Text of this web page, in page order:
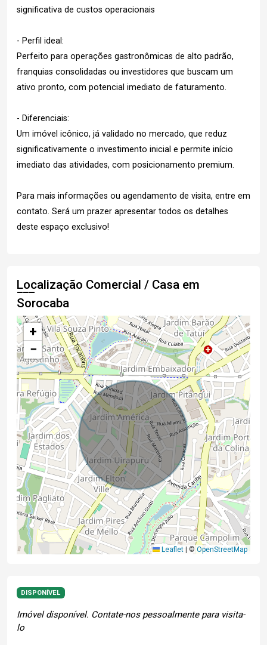
significativa de custos operacionais
- Perfil ideal:
Perfeito para operações gastronômicas de alto padrão,
franquias consolidadas ou investidores que buscam um
ativo pronto, com potencial imediato de faturamento.
- Diferenciais:
Um imóvel icônico, já validado no mercado, que reduz
significativamente o investimento inicial e permite início
imediato das atividades, com posicionamento premium.
Para mais informações ou agendamento de visita, entre em
contato. Será um prazer apresentar todos os detalhes
deste espaço exclusivo!
Localização Comercial / Casa em
Sorocaba
+
−
Leaflet © OpenStreetMap
DISPONÍVEL
Imóvel disponível. Contate-nos pessoalmente para visita-
lo